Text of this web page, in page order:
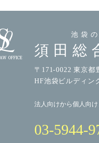
池袋
須田総
〒171-0022 東京都
HF池袋ビルディン
法人向けから個人向
03-5944-